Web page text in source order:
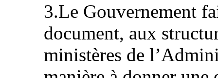
3.Le Gouvernement
document, aux
ministères de